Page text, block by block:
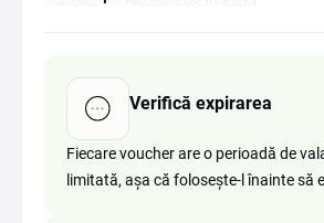
Verifică expirarea
Fiecare voucher are o perioadă de
limitată, așa că folosește-l înainte să